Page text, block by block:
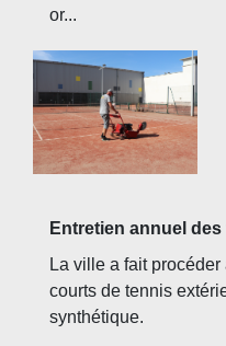
or...
Entretien annuel
La ville a fait
courts de tennis
synthétique.